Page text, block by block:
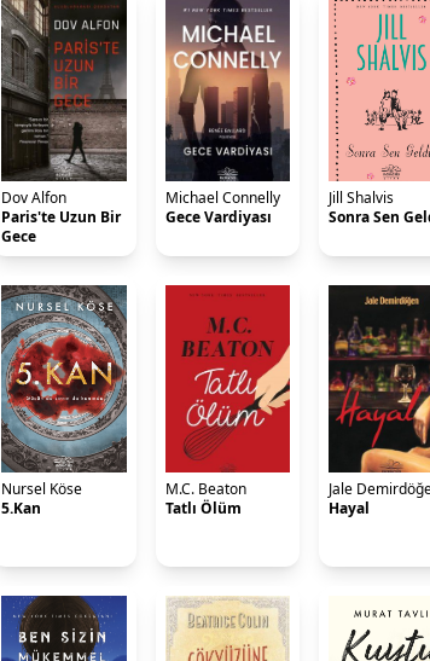
Dov Alfon
Paris'te Uzun Bir
Gece
Michael Connelly
Gece Vardiyası
Jill Shalvis
Sonra Sen
Nursel Köse
5.Kan
M.C. Beaton
Tatlı Ölüm
Jale
Hayal